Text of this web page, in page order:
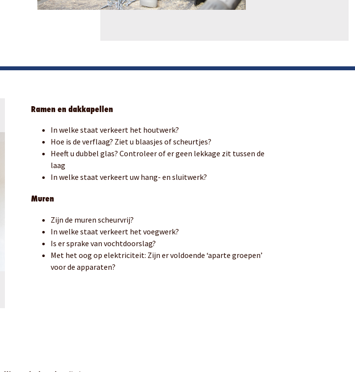
Ramen en dakkapellen
In welke staat verkeert het houtwerk?
Hoe is de verflaag? Ziet u blaasjes of scheurtjes?
Heeft u dubbel glas? Controleer of er geen lekkage zit tussen de
laag
In welke staat verkeert uw hang- en sluitwerk?
Muren
Zijn de muren scheurvrij?
In welke staat verkeert het voegwerk?
Is er sprake van vochtdoorslag?
Met het oog op elektriciteit: Zijn er voldoende ‘aparte groepen’
voor de apparaten?